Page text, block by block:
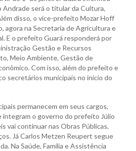
Andrade será o titular da Cultura,
disso, o vice-prefeito Mozar Hoff
agora na Secretaria de Agricultura e
E o prefeito Guará responderá por
Gestão e Recursos
Meio Ambiente, Gestão de
Com isso, além do prefeito e
secretários municipais no início do
permanecem em seus cargos,
integram o governo do prefeito Júlio
vai continuar nas Obras Públicas,
Já Carlos Metzen Reupert segue
Na Saúde, Família e Assistência